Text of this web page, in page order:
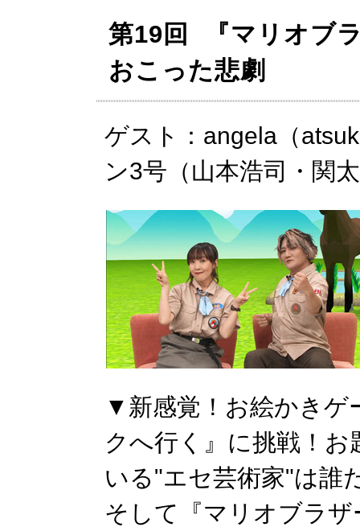
第19回 『マリオブ
おこった悲劇
ゲスト：angela（
ン3号（山本浩司・関
▼新感覚！お絵かきゲ
クへ行く』に挑戦！
いる"エセ芸術家"は誰
そして『マリオブラ